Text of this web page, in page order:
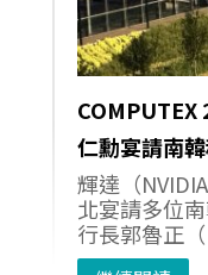
COMPUTEX
仁勳宴請南
輝達（
北宴請多位
行長郭魯正（